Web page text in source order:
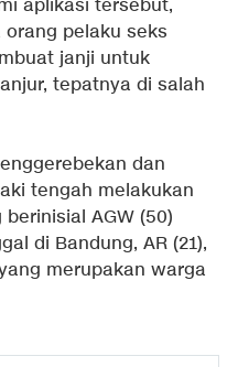
aplikasi tersebut,
pelaku seks
janji untuk
tepatnya di salah
dan
tengah melakukan
AGW (50)
di Bandung, AR (21),
merupakan warga